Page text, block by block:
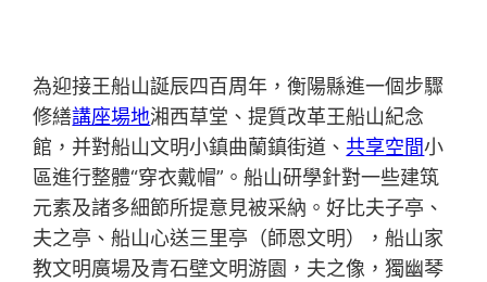
為迎接王船山誕辰四百周年，衡陽縣進一個步驟
修繕講座場地湘西草堂、提質改革王船山紀念
館，并對船山文明小鎮曲蘭鎮街道、共享空間小
區進行整體“穿衣戴帽”。船山研學針對一些建筑
元素及諸多細節所提意見被采納。好比夫子亭、
夫之亭、船山心送三里亭（師恩文明），船山家
教文明廣場及青石壁文明游園，夫之像，獨幽琴